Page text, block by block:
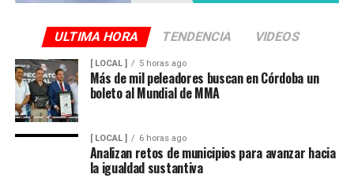
ULTIMA HORA TENDENCIA VIDEOS
[ LOCAL ] 5 horas ago
Más de mil peleadores buscan en Córdoba un
boleto al Mundial de MMA
[ LOCAL ] 6 horas ago
Analizan retos de municipios para avanzar hacia
la igualdad sustantiva